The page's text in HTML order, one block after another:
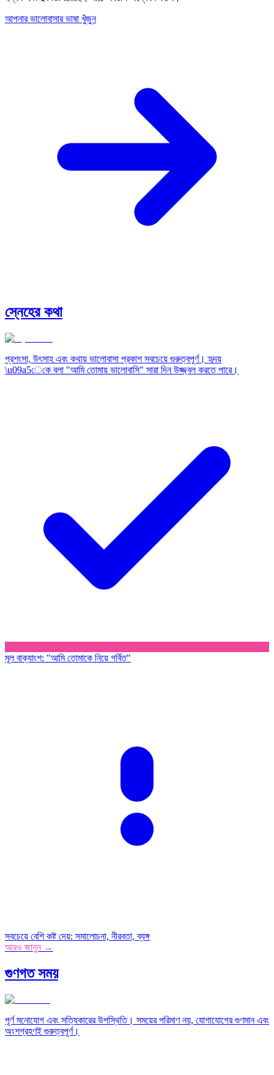
আপনার ভালোবাসার ভাষা খুঁজুন
স্নেহের কথা
প্রশংসা, উৎসাহ এবং কথায় ভালোবাসা প্রকাশ সবচেয়ে গুরুত্বপূর্ণ। হৃদয়
\u09a5েকে বলা "আমি তোমায় ভালোবাসি" সারা দিন উজ্জ্বল করতে পারে।
মূল বাক্যাংশ: "আমি তোমাকে নিয়ে গর্বিত"
সবচেয়ে বেশি কষ্ট দেয়: সমালোচনা, নীরবতা, ব্যঙ্গ
আরও জানুন →
গুণগত সময়
পূর্ণ মনোযোগ এবং সত্যিকারের উপস্থিতি। সময়ের পরিমাণ নয়, যোগাযোগের গুণমান এবং
অংশগ্রহণই গুরুত্বপূর্ণ।